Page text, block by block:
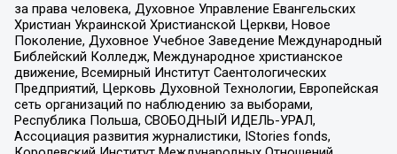
за права человека, Духовное Управление Евангельских
Христиан Украинской Христианской Церкви, Новое
Поколение, Духовное Учебное Заведение Международный
Библейский Колледж, Международное христианское
движение, Всемирный Институт Саентологических
Предприятий, Церковь Духовной Технологии, Европейская
сеть организаций по наблюдению за выборами,
Республика Польша, СВОБОДНЫЙ ИДЕЛЬ-УРАЛ,
Ассоциация развития журналистики, IStories fonds,